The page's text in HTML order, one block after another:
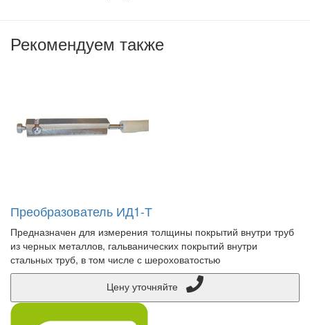
Рекомендуем также
Преобразователь ИД1-Т
Предназначен для измерения толщины покрытий внутри труб
из черных металлов, гальванических покрытий внутри
стальных труб, в том числе с шероховатостью